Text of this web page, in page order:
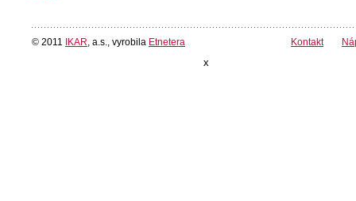
© 2011 IKAR , a.s., vyrobila Etnetera Kontakt
x